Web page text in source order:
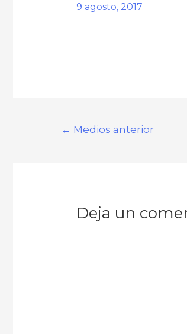
9 agosto, 2017
Navegación
← Medios anterior
Deja un